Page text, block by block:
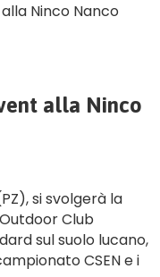
Ninco Nanco
alla Ninco
si svolgerà la
Club
sul suolo lucano,
CSEN e i